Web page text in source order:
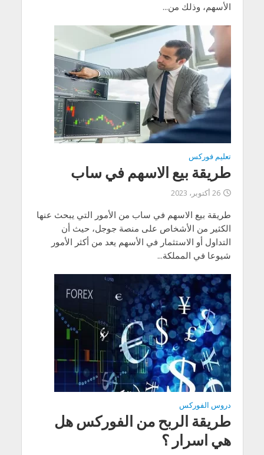
الأسهم، وذلك من...
تعليم فوركس
طريقة بيع الاسهم في ساب
26 أكتوبر، 2023
طريقة بيع الاسهم في ساب من الأمور التي يبحث عنها
الكثير من الأشخاص على منصة جوجل، حيث أن
التداول أو الاستثمار في الأسهم يعد من أكثر الأمور
شيوعا في المملكة...
دروس الفوركس
طريقة الربح من الفوركس هل
هي اسرار ؟